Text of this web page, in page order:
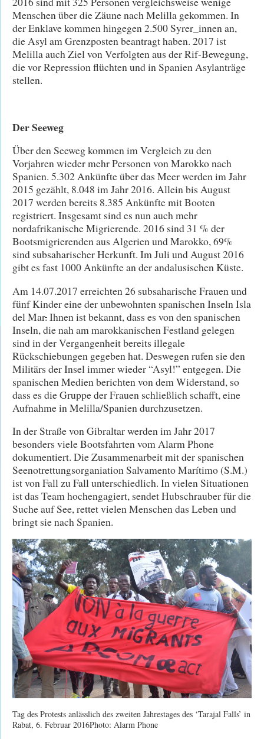
Menschen über die Zäune nach Melilla gekommen. In
der Enklave kommen hingegen 2.500 Syrer_innen an,
die Asyl am Grenzposten beantragt haben. 2017 ist
Melilla auch Ziel von Verfolgten aus der Rif-Bewegung,
die vor Repression flüchten und in Spanien Asylanträge
stellen.
Der Seeweg
Über den Seeweg kommen im Vergleich zu den
Vorjahren wieder mehr Personen von Marokko nach
Spanien. 5.302 Ankünfte über das Meer werden im Jahr
2015 gezählt, 8.048 im Jahr 2016. Allein bis August
2017 werden bereits 8.385 Ankünfte mit Booten
registriert. Insgesamt sind es nun auch mehr
nordafrikanische Migrierende. 2016 sind 31 % der
Bootsmigrierenden aus Algerien und Marokko, 69%
sind subsaharischer Herkunft. Im Juli und August 2016
gibt es fast 1000 Ankünfte an der andalusischen Küste.
Am 14.07.2017 erreichten 26 subsaharische Frauen und
fünf Kinder eine der unbewohnten spanischen Inseln Isla
del Mar.Ihnen ist bekannt, dass es von den spanischen
Inseln, die nah am marokkanischen Festland gelegen
sind in der Vergangenheit bereits illegale
Rückschiebungen gegeben hat. Deswegen rufen sie den
Militärs der Insel immer wieder “Asyl!” entgegen. Die
spanischen Medien berichten von dem Widerstand, so
dass es die Gruppe der Frauen schließlich schafft, eine
Aufnahme in Melilla/Spanien durchzusetzen.
In der Straße von Gibraltar werden im Jahr 2017
besonders viele Bootsfahrten vom Alarm Phone
dokumentiert. Die Zusammenarbeit mit der spanischen
Seenotrettungsorganiation Salvamento Marítimo (S.M.)
ist von Fall zu Fall unterschiedlich. In vielen Situationen
ist das Team hochengagiert, sendet Hubschrauber für die
Suche auf See, rettet vielen Menschen das Leben und
bringt sie nach Spanien.
Tag des Protests anlässlich des zweiten Jahrestages des ‘Tarajal Falls’ in
Rabat, 6. Februar 2016Photo: Alarm Phone